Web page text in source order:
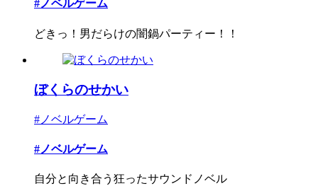
#ノベルゲーム
どきっ！男だらけの闇鍋パーティー！！
ぼくらのせかい
#ノベルゲーム
#ノベルゲーム
自分と向き合う狂ったサウンドノベル